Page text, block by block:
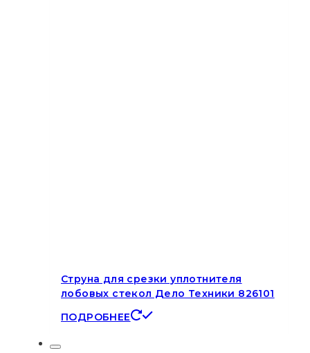
Струна для срезки уплотнителя
лобовых стекол Дело Техники 826101
ПОДРОБНЕЕ